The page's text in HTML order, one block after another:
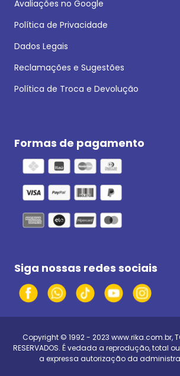
Avaliações no Google
Política de Privacidade
Dados Legais
Reclamações e Sugestões
Política de Troca e Devolução
Formas de pagamento
Siga nossas redes sociais
Copyright © 1992 - 2023 www.rika.com.br,
RESERVADOS. É vedada a reprodução, total
a expressa autorização da